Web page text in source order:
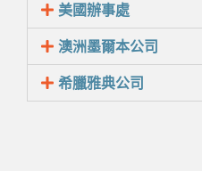
美國辦事處
澳洲墨爾本公司
希臘雅典公司